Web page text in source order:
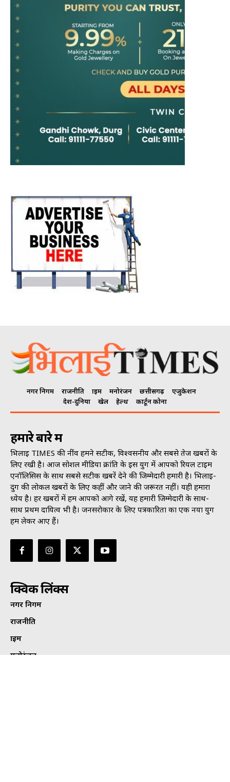
नगर निगम राजनीति क्राइम मनोरंजन छत्तीसगढ़
एजुकेशन
देश-दुनिया
खेल हेल्थ कार्टून कोना
हमारे बारे में
भिलाई TIMES की नींव हमने सटीक, विश्वसनीय और सबसे तेज खबरों के
लिए रखी है। आज सोशल मीडिया क्रांति के इस युग में आपको रियल टाइम
एनॉलिसिस के साथ सबसे सटीक खबरें देने की जिम्मेदारी हमारी है। भिलाई-
दुर्ग की लोकल खबरों के लिए कहीं और जाने की जरूरत नहीं। यही हमारा
ध्येय है। हर खबरों में हम आपको आगे रखें, यह हमारी जिम्मेदारी के साथ-
साथ प्रथम दायित्व भी है। जनसराेकार के लिए पत्रकारिता का एक नया युग
हम लेकर आए हैं।
क्विक लिंक्स
नगर निगम
राजनीति
क्राइम
मनोरंजन